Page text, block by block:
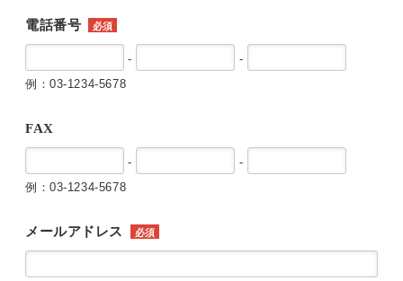
電話番号 必須
-
-
例：03-1234-5678
FAX
-
-
例：03-1234-5678
メールアドレス 必須